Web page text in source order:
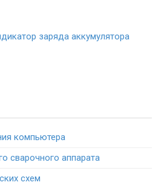
заряда аккумулятора
компьютера
сварочного аппарата
схем